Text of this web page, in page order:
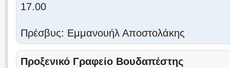
17.00
Πρέσβυς: Εμμανουήλ Αποστολάκης
Προξενικό Γραφείο Βουδαπέστης